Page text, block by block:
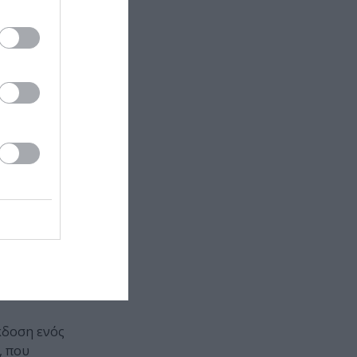
που
πως η
και
Γαλλικό
PAYS DE
ενός
που